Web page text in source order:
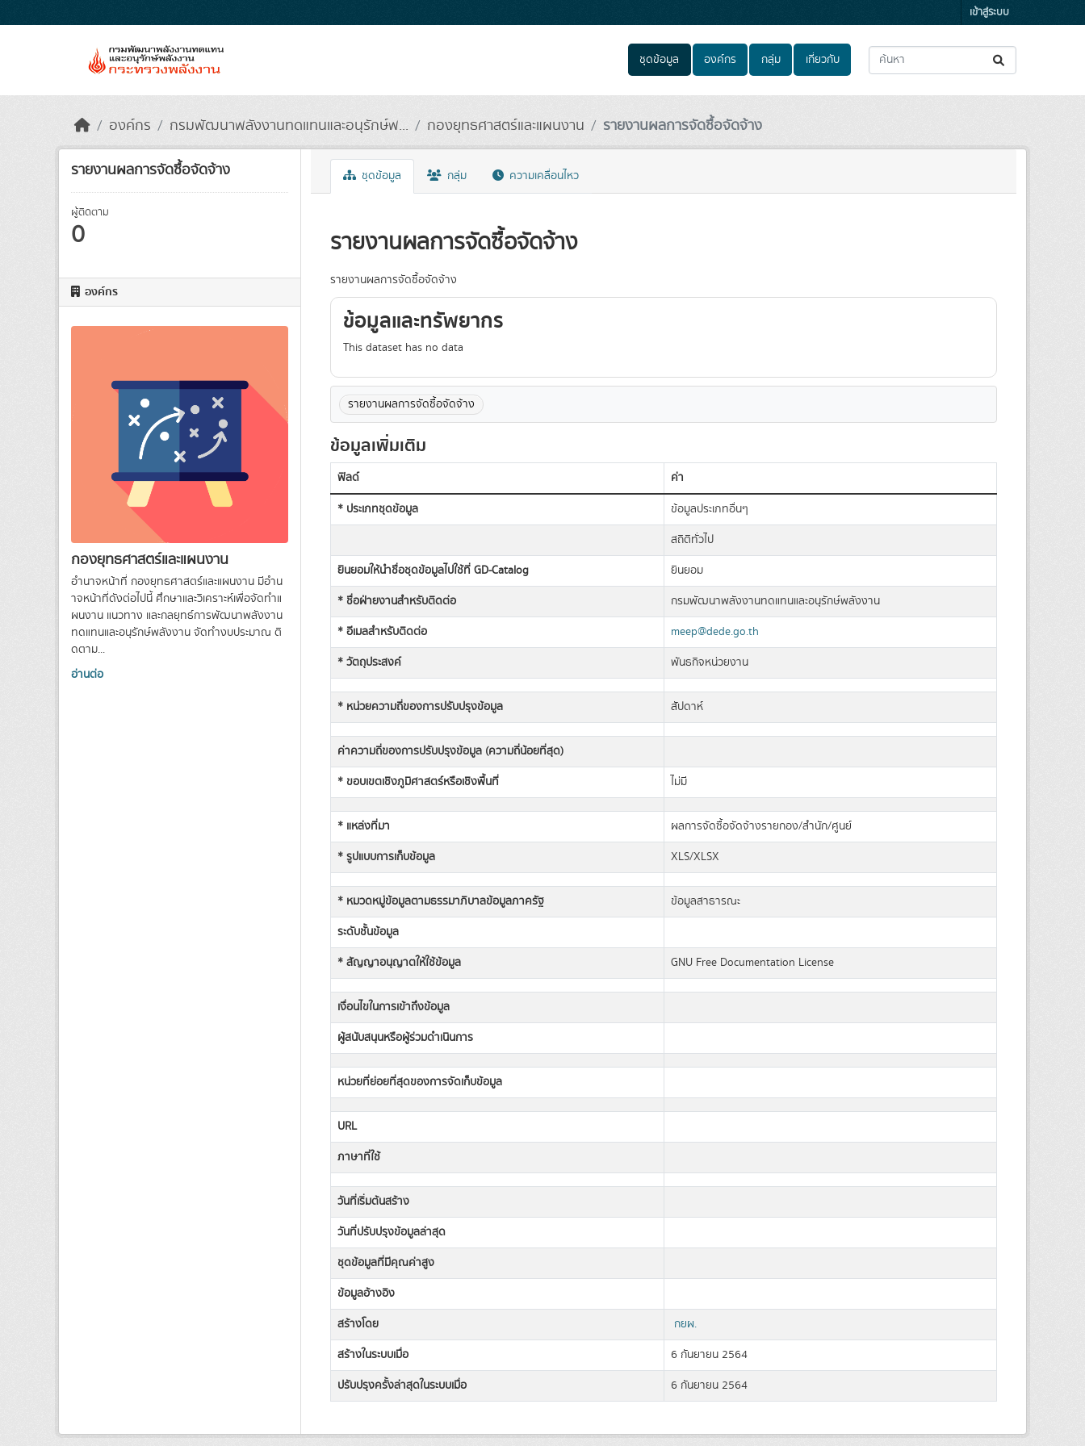
เข้าสู่ระบบ
ชุดข้อมูล องค์กร กลุ่ม เกี่ยวกับ
องค์กร กรมพัฒนาพลังงานทดแทนและอนุรักษ์พ... กองยุทธศาสตร์และแผนงาน รายงานผลการจัดซื้อจัดจ้าง
รายงานผลการจัดซื้อจัดจ้าง
ผู้ติดตาม
0
องค์กร
กองยุทธศาสตร์และแผนงาน
อำนาจหน้าที่ กองยุทธศาสตร์และแผนงาน มีอําน
าจหน้าที่ดังต่อไปนี้ ศึกษาและวิเคราะห์เพื่อจัดทําแ
ผนงาน แนวทาง และกลยุทธ์การพัฒนาพลังงาน
ทดแทนและอนุรักษ์พลังงาน จัดทํางบประมาณ ติ
ดตาม...
อ่านต่อ
ชุดข้อมูล กลุ่ม ความเคลื่อนไหว
รายงานผลการจัดซื้อจัดจ้าง
รายงานผลการจัดซื้อจัดจ้าง
ข้อมูลและทรัพยากร
This dataset has no data
รายงานผลการจัดซื้อจัดจ้าง
ข้อมูลเพิ่มเติม
ฟิลด์
ค่า
* ประเภทชุดข้อมูล
ข้อมูลประเภทอื่นๆ
สถิติทั่วไป
ยินยอมให้นำชื่อชุดข้อมูลไปใช้ที่ GD-Catalog
ยินยอม
* ชื่อฝ่ายงานสำหรับติดต่อ
กรมพัฒนาพลังงานทดแทนและอนุรักษ์พลังงาน
* อีเมลสำหรับติดต่อ
meep@dede.go.th
* วัตถุประสงค์
พันธกิจหน่วยงาน
* หน่วยความถี่ของการปรับปรุงข้อมูล สัปดาห์
ค่าความถี่ของการปรับปรุงข้อมูล (ความถี่น้อยที่สุด)
* ขอบเขตเชิงภูมิศาสตร์หรือเชิงพื้นที่
ไม่มี
* แหล่งที่มา
ผลการจัดซื้อจัดจ้างรายกอง/สำนัก/ศูนย์
* รูปแบบการเก็บข้อมูล
XLS/XLSX
* หมวดหมู่ข้อมูลตามธรรมาภิบาลข้อมูลภาครัฐ
ข้อมูลสาธารณะ
ระดับชั้นข้อมูล
* สัญญาอนุญาตให้ใช้ข้อมูล
GNU Free Documentation License
เงื่อนไขในการเข้าถึงข้อมูล
ผู้สนับสนุนหรือผู้ร่วมดำเนินการ
หน่วยที่ย่อยที่สุดของการจัดเก็บข้อมูล
URL
ภาษาที่ใช้
วันที่เริ่มต้นสร้าง
วันที่ปรับปรุงข้อมูลล่าสุด
ชุดข้อมูลที่มีคุณค่าสูง
ข้อมูลอ้างอิง
สร้างโดย
กยผ.
สร้างในระบบเมื่อ
6 กันยายน 2564
ปรับปรุงครั้งล่าสุดในระบบเมื่อ
6 กันยายน 2564